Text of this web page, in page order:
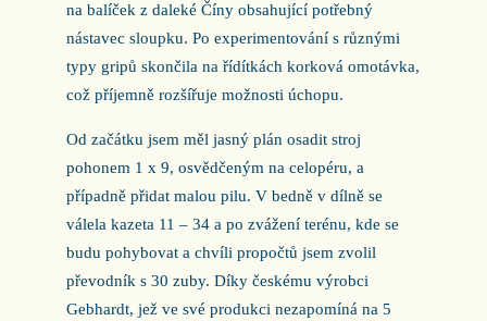
na balíček z daleké Číny obsahující potřebný
nástavec sloupku. Po experimentování s různými
typy gripů skončila na řídítkách korková omotávka,
což příjemně rozšířuje možnosti úchopu.
Od začátku jsem měl jasný plán osadit stroj
pohonem 1 x 9, osvědčeným na celopéru, a
případně přidat malou pilu. V bedně v dílně se
válela kazeta 11 – 34 a po zvážení terénu, kde se
budu pohybovat a chvíli propočtů jsem zvolil
převodník s 30 zuby. Díky českému výrobci
Gebhardt, jež ve své produkci nezapomíná na 5